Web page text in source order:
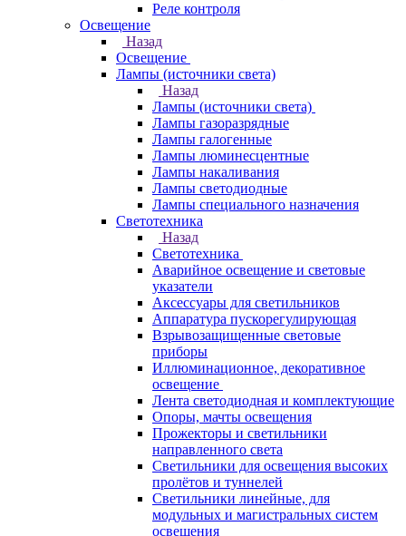
Реле контроля
Освещение
Назад
Освещение
Лампы (источники света)
Назад
Лампы (источники света)
Лампы газоразрядные
Лампы галогенные
Лампы люминесцентные
Лампы накаливания
Лампы светодиодные
Лампы специального назначения
Светотехника
Назад
Светотехника
Аварийное освещение и световые
указатели
Аксессуары для светильников
Аппаратура пускорегулирующая
Взрывозащищенные световые
приборы
Иллюминационное, декоративное
освещение
Лента светодиодная и комплектующие
Опоры, мачты освещения
Прожекторы и светильники
направленного света
Светильники для освещения высоких
пролётов и туннелей
Светильники линейные, для
модульных и магистральных систем
освещения